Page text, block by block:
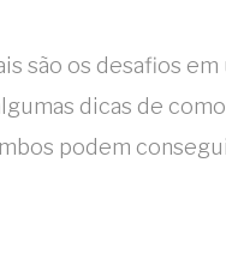
são os desafios
dicas de
podem